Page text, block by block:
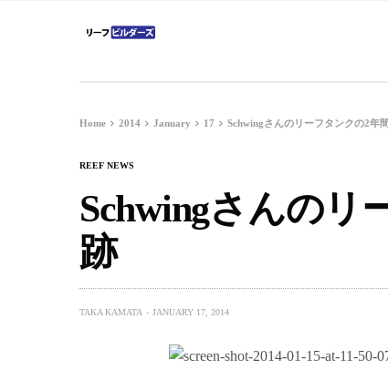
Home 2014 January 17 Schwingさんのリーフタンクの2年
REEF NEWS
Schwingさんのリ
跡
TAKA KAMATA JANUARY 17, 2014